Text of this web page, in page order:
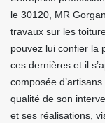
le 30120, MR
travaux sur les
pouvez lui confier la
ces dernières et il
composée
qualité de son
et ses réalisations,